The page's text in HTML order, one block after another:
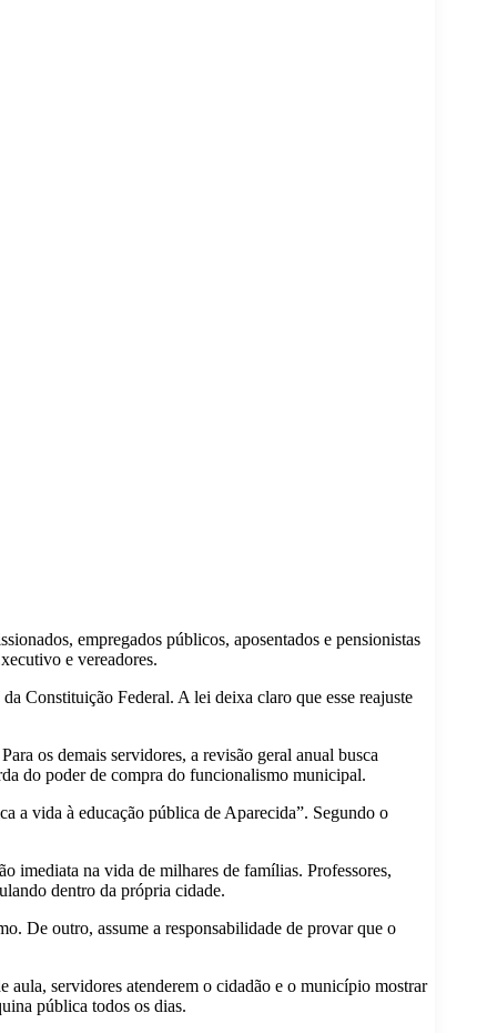
empregados públicos, aposentados e pensionistas
e vereadores.
Constituição Federal. A lei deixa claro que esse reajuste
os demais servidores, a revisão geral anual busca
do poder de compra do funcionalismo municipal.
a vida à educação pública de Aparecida”. Segundo o
imediata na vida de milhares de famílias. Professores,
dentro da própria cidade.
De outro, assume a responsabilidade de provar que o
aula, servidores atenderem o cidadão e o município mostrar
pública todos os dias.